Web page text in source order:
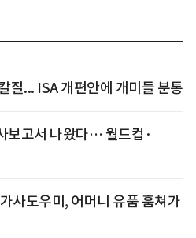
질... ISA 개편안에 개미들 분통
보고서 나왔다… 월드컵·
사도우미, 어머니 유품 훔쳐가